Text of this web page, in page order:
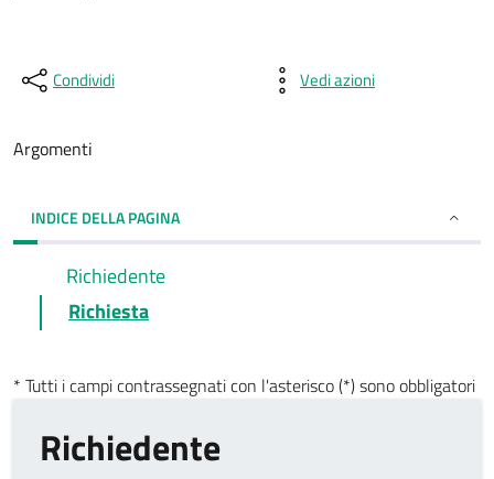
Condividi Vedi azioni
Argomenti
INDICE DELLA PAGINA
Richiedente
Richiesta
* Tutti i campi contrassegnati con l'asterisco (*) sono obbligatori
Richiedente